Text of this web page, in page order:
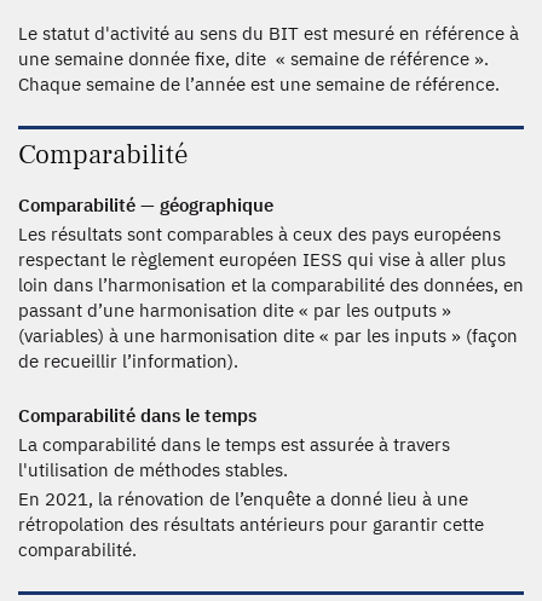
Le statut d'activité au sens du BIT est mesuré en référence à
une semaine donnée fixe, dite « semaine de référence ».
Chaque semaine de l’année est une semaine de référence.
Comparabilité
Comparabilité — géographique
Les résultats sont comparables à ceux des pays européens
respectant le règlement européen IESS qui vise à aller plus
loin dans l’harmonisation et la comparabilité des données, en
passant d’une harmonisation dite « par les outputs »
(variables) à une harmonisation dite « par les inputs » (façon
de recueillir l’information).
Comparabilité dans le temps
La comparabilité dans le temps est assurée à travers
l'utilisation de méthodes stables.
En 2021, la rénovation de l’enquête a donné lieu à une
rétropolation des résultats antérieurs pour garantir cette
comparabilité.